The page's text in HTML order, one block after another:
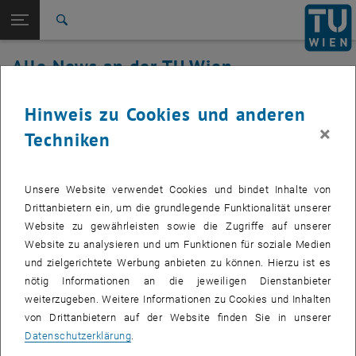
TU Login
Quicklinks
Quicklinks-Menü umschalten
Studium
International
Zur 1. Menü Ebene
Alle News
Zurück: Subseiten von TU Wien Startseite auflisten
Zurück zur letzten Ebene:
TU Wien Startseite
Alle News an der TU Wien
04. Februar 2019
Bricscad 19.1.06 für Win (de/en)
Die neue Produktversion steht allen registrierten
Lizenznehmern ab sofort auf dem Software Server -
swd.tuwien.ac.at - zur Verfügung.
Diese Campussoftware kann aus lizenzrechtlichen Gründen nur von
Mitarbeitern der TU Wien, nicht aber von Studenten erworben
Hinweis zu Cookies und anderen
Techniken
×
Unsere Website verwendet Cookies und bindet Inhalte von
Drittanbietern ein, um die grundlegende Funktionalität unserer
Website zu gewährleisten sowie die Zugriffe auf unserer
Website zu analysieren und um Funktionen für soziale Medien
und zielgerichtete Werbung anbieten zu können. Hierzu ist es
nötig Informationen an die jeweiligen Dienstanbieter
weiterzugeben. Weitere Informationen zu Cookies und Inhalten
von Drittanbietern auf der Website finden Sie in unserer
Datenschutzerklärung.